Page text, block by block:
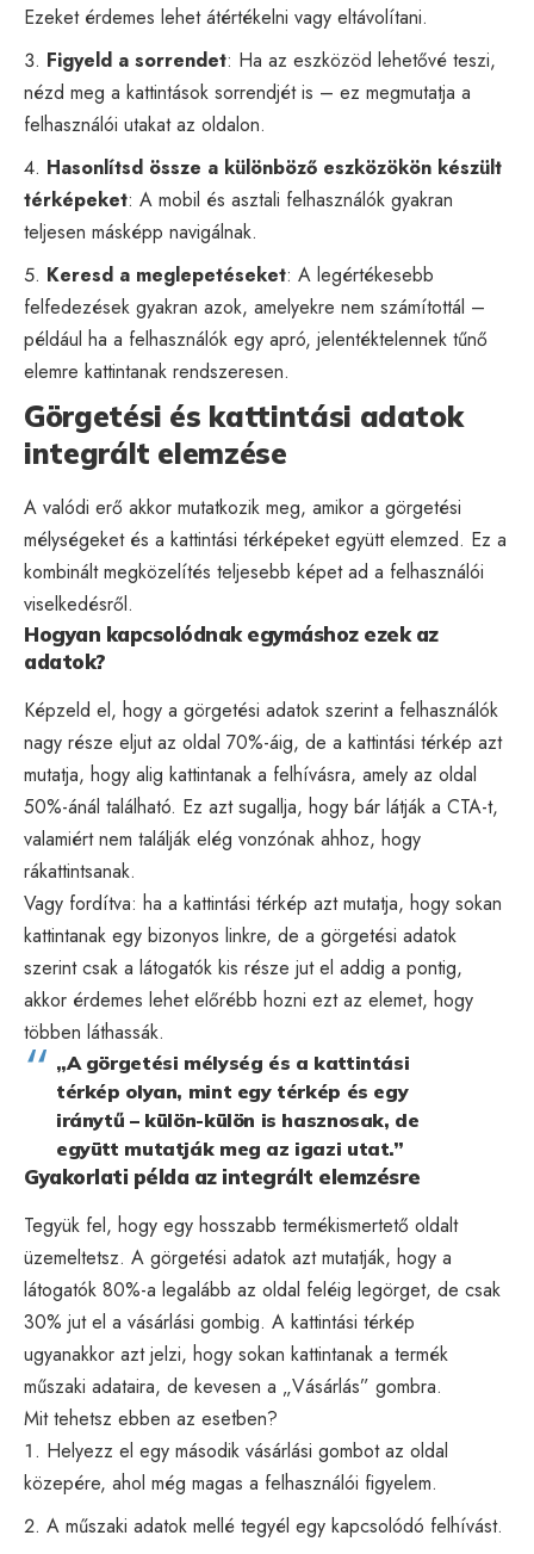
Ezeket érdemes lehet átértékelni vagy eltávolítani.
Figyeld a sorrendet: Ha az eszközöd lehetővé teszi,
nézd meg a kattintások sorrendjét is – ez megmutatja a
felhasználói utakat az oldalon.
Hasonlítsd össze a különböző eszközökön készült
térképeket: A mobil és asztali felhasználók gyakran
teljesen másképp navigálnak.
Keresd a meglepetéseket: A legértékesebb
felfedezések gyakran azok, amelyekre nem számítottál –
például ha a felhasználók egy apró, jelentéktelennek tűnő
elemre kattintanak rendszeresen.
Görgetési és kattintási adatok
integrált elemzése
A valódi erő akkor mutatkozik meg, amikor a görgetési
mélységeket és a kattintási térképeket együtt elemzed. Ez a
kombinált megközelítés teljesebb képet ad a felhasználói
viselkedésről.
Hogyan kapcsolódnak egymáshoz ezek az
adatok?
Képzeld el, hogy a görgetési adatok szerint a felhasználók
nagy része eljut az oldal 70%-áig, de a kattintási térkép azt
mutatja, hogy alig kattintanak a felhívásra, amely az oldal
50%-ánál található. Ez azt sugallja, hogy bár látják a CTA-t,
valamiért nem találják elég vonzónak ahhoz, hogy
rákattintsanak.
Vagy fordítva: ha a kattintási térkép azt mutatja, hogy sokan
kattintanak egy bizonyos linkre, de a görgetési adatok
szerint csak a látogatók kis része jut el addig a pontig,
akkor érdemes lehet előrébb hozni ezt az elemet, hogy
többen láthassák.
„A görgetési mélység és a kattintási
térkép olyan, mint egy térkép és egy
iránytű – külön-külön is hasznosak, de
együtt mutatják meg az igazi utat.”
Gyakorlati példa az integrált elemzésre
Tegyük fel, hogy egy hosszabb termékismertető oldalt
üzemeltetsz. A görgetési adatok azt mutatják, hogy a
látogatók 80%-a legalább az oldal feléig legörget, de csak
30% jut el a vásárlási gombig. A kattintási térkép
ugyanakkor azt jelzi, hogy sokan kattintanak a termék
műszaki adataira, de kevesen a „Vásárlás” gombra.
Mit tehetsz ebben az esetben?
Helyezz el egy második vásárlási gombot az oldal
közepére, ahol még magas a felhasználói figyelem.
A műszaki adatok mellé tegyél egy kapcsolódó felhívást.